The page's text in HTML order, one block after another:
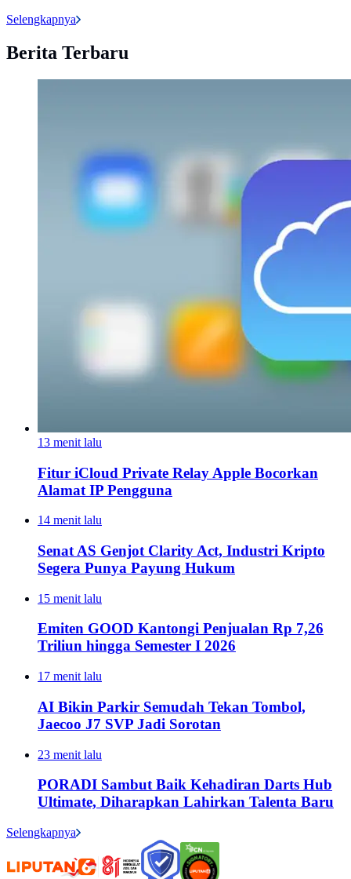
Selengkapnya
Berita Terbaru
13 menit lalu
Fitur iCloud Private Relay Apple Bocorkan
Alamat IP Pengguna
14 menit lalu
Senat AS Genjot Clarity Act, Industri Kripto
Segera Punya Payung Hukum
15 menit lalu
Emiten GOOD Kantongi Penjualan Rp 7,26
Triliun hingga Semester I 2026
17 menit lalu
AI Bikin Parkir Semudah Tekan Tombol,
Jaecoo J7 SVP Jadi Sorotan
23 menit lalu
PORADI Sambut Baik Kehadiran Darts Hub
Ultimate, Diharapkan Lahirkan Talenta Baru
Selengkapnya